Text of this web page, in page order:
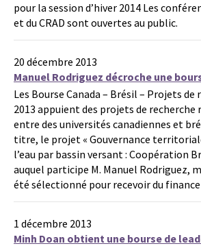
pour la session d’hiver 2014 Les
et du CRAD sont ouvertes au public.
20 décembre 2013
Manuel Rodriguez décroche une
Les Bourse Canada – Brésil – Projets
2013 appuient des projets de recherche
entre des universités canadiennes et
titre, le projet « Gouvernance
l’eau par bassin versant : Coopération
auquel participe M. Manuel Rodriguez,
été sélectionné pour recevoir du
1 décembre 2013
Minh Doan obtient une bourse de